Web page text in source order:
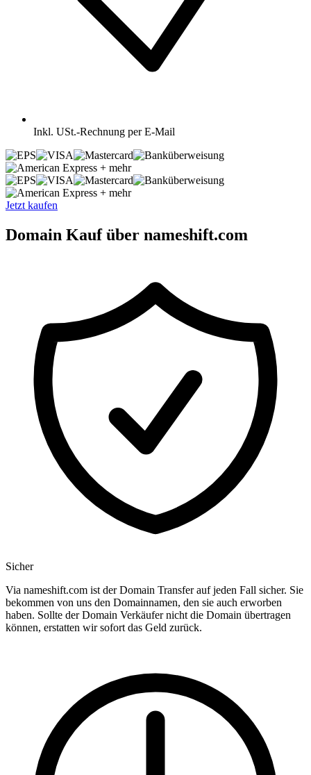
Inkl. USt.-Rechnung per E-Mail
+ mehr
+ mehr
Jetzt kaufen
Domain Kauf über nameshift.com
Sicher
Via nameshift.com ist der Domain Transfer auf jeden Fall sicher. Sie
bekommen von uns den Domainnamen, den sie auch erworben
haben. Sollte der Domain Verkäufer nicht die Domain übertragen
können, erstatten wir sofort das Geld zurück.